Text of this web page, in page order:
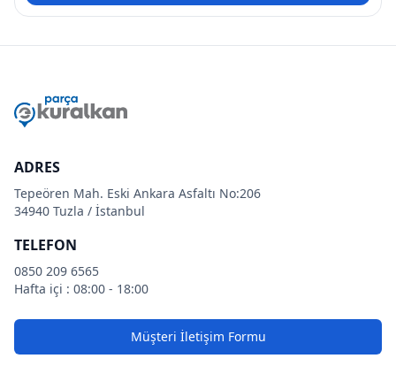
ADRES
Tepeören Mah. Eski Ankara Asfaltı No:206
34940 Tuzla / İstanbul
TELEFON
0850 209 6565
Hafta içi : 08:00 - 18:00
Müşteri İletişim Formu